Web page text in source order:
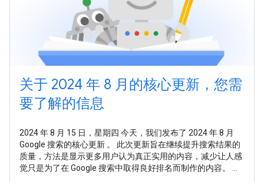
关于 2024 年 8 月的核心更新，您需
要了解的信息
2024 年 8 月 15 日，星期四 今天，我们发布了 2024 年 8 月
Google 搜索的核心更新 。 此次更新旨在继续提升搜索结果的
质量，方法是显示更多用户认为真正实用的内容，减少让人感
觉只是为了在 Google 搜索中取得良好排名而制作的内容。 在